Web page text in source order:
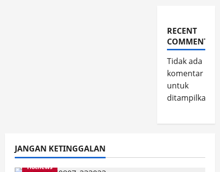
RECENT
COMMENTS
Tidak ada
komentar
untuk
ditampilkan.
JANGAN KETINGGALAN
Hotnews